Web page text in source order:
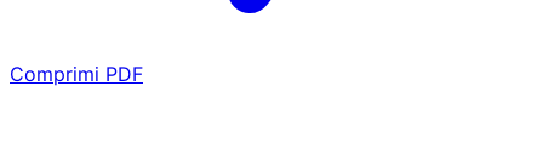
Comprimi PDF